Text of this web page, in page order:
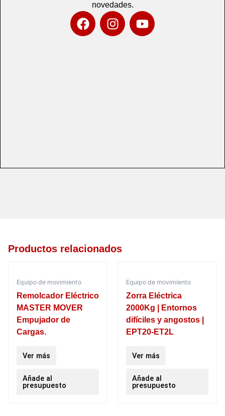
novedades.
F
a
I
n
Y
o
Productos relacionados
Equipo de movimiento
Remolcador Eléctrico
MASTER MOVER
Empujador de
Cargas.
Ver más
Añade al
presupuesto
Equipo de movimiento
Zorra Eléctrica
2000Kg | Entornos
difíciles y angostos |
EPT20-ET2L
Ver más
Añade al
presupuesto